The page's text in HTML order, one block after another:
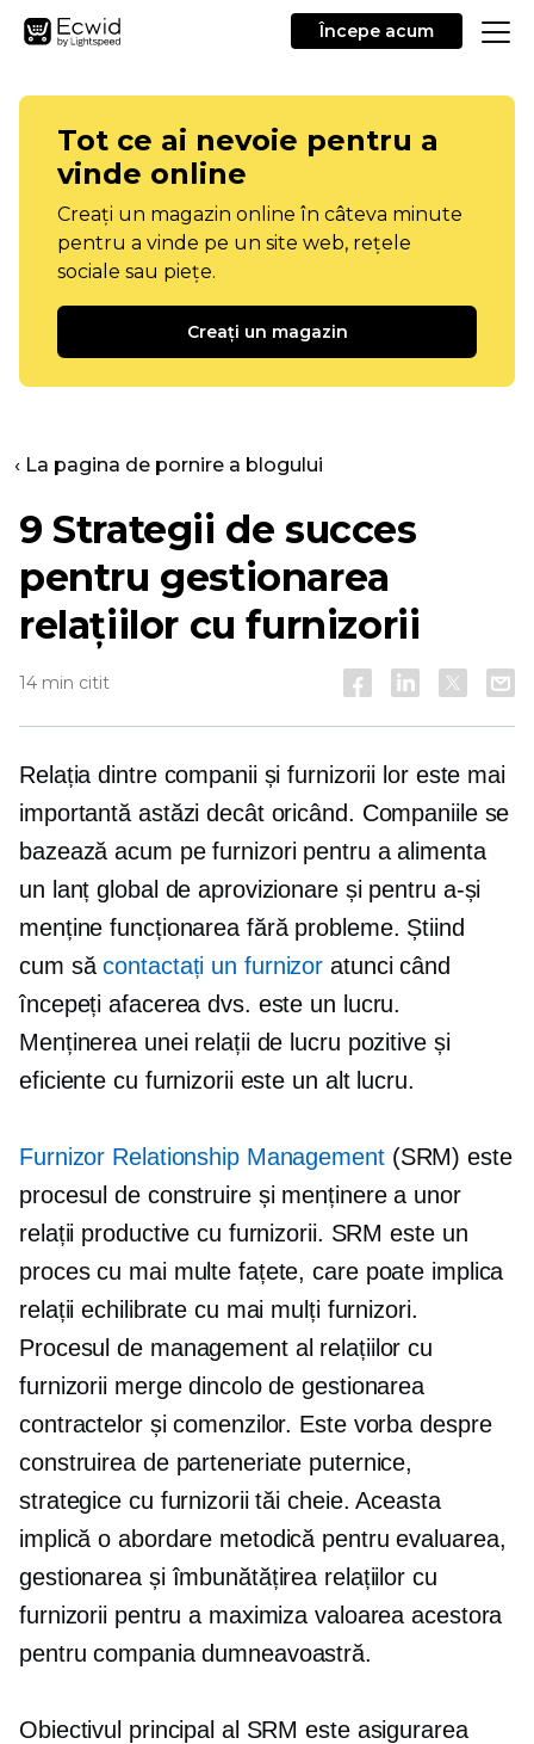
Începe acum
Tot ce ai nevoie pentru a
vinde online
Creați un magazin online în câteva minute
pentru a vinde pe un site web, rețele
sociale sau piețe.
Creați un magazin
‹ La pagina de pornire a blogului
9 Strategii de succes
pentru gestionarea
relațiilor cu furnizorii
14 min citit
Relația dintre companii și furnizorii lor este mai
importantă astăzi decât oricând. Companiile se
bazează acum pe furnizori pentru a alimenta
un lanț global de aprovizionare și pentru a-și
menține funcționarea fără probleme. Știind
cum săcontactați un furnizor atunci când
începeți afacerea dvs. este un lucru.
Menținerea unei relații de lucru pozitive și
eficiente cu furnizorii este un alt lucru.
Furnizor Relationship Management(SRM) este
procesul de construire și menținere a unor
relații productive cu furnizorii. SRM este un
proces cu mai multe fațete, care poate implica
relații echilibrate cu mai mulți furnizori.
Procesul de management al relațiilor cu
furnizorii merge dincolo de gestionarea
contractelor și comenzilor. Este vorba despre
construirea de parteneriate puternice,
strategice cu furnizorii tăi cheie. Aceasta
implică o abordare metodică pentru evaluarea,
gestionarea și îmbunătățirea relațiilor cu
furnizorii pentru a maximiza valoarea acestora
pentru compania dumneavoastră.
Obiectivul principal al SRM este asigurarea